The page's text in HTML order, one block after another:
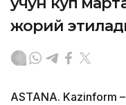
жорий
ASTANA. Kazinform